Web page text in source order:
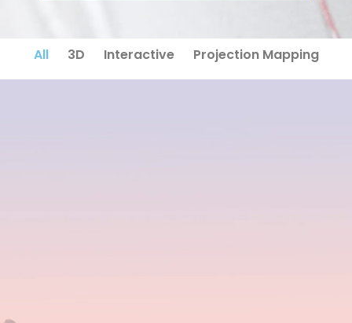
All 3D Interactive Projection Mapping